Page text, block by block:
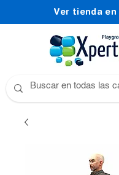
Ver tienda en